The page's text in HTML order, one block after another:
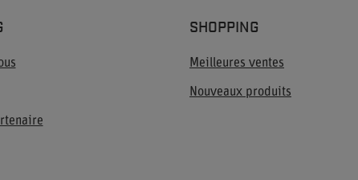
SHOPPING
Meilleures ventes
Nouveaux produits